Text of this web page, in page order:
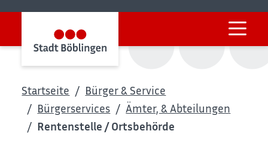
Startseite
Bürger & Service
Bürgerservices
Ämter, & Abteilungen
Rentenstelle / Ortsbehörde